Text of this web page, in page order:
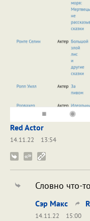
Red Actor
14.11.22
13:54
Словно что-
Сэр Макс
14.11.22
15:00